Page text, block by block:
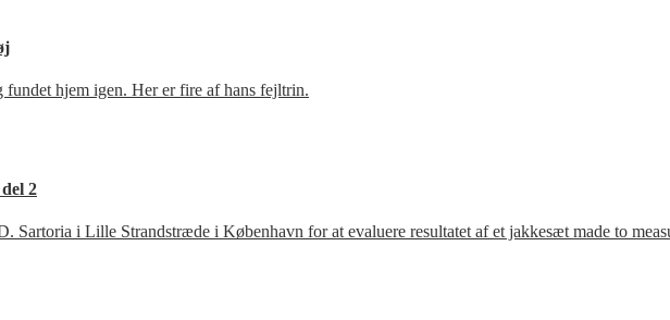
hjem igen. Her er fire af hans fejltrin.
2
Sartoria i Lille Strandstræde i København for at evaluere resultatet af et jakkesæt made to